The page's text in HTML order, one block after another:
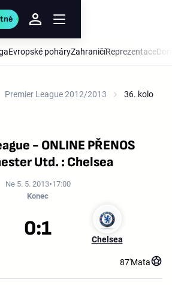
Evropské poháryZahraničíReprezentace
Premier League 2012/2013 36. kolo
- ONLINE PŘENOS
Utd. : Chelsea
Ne 5. 5. 2013 17:00
Konec
Chelsea
0:1
87'Mata